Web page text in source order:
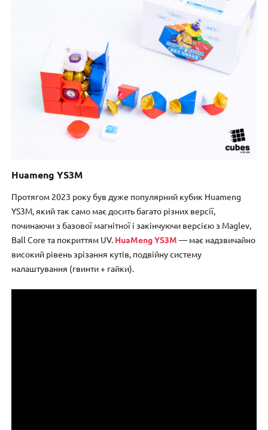
Huameng YS3M
Протягом 2023 року був дуже популярний кубик Huameng
YS3M, який так само має досить багато різних версії,
починаючи з базової магнітної і закінчуючи версією з Maglev,
Ball Core та покриттям UV. HuaMeng YS3M — має надзвичайно
високий рівень зрізання кутів, подвійну систему
налаштування (гвинти + гайки).